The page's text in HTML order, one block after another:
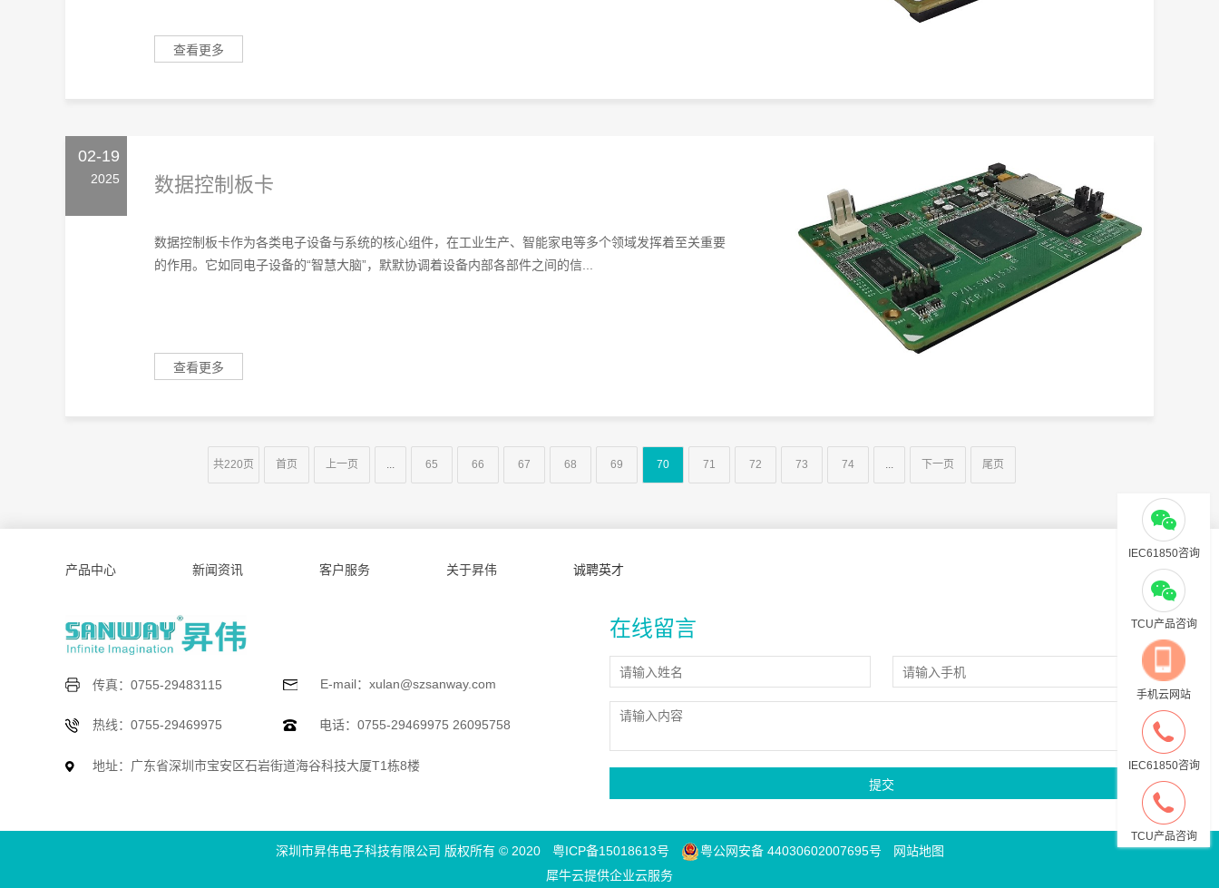
查看更多
02-19
2025 数据控制板卡
数据控制板卡作为各类电子设备与系统的核心组件，在工业生产、智能家电等多个领域发挥着至关重要
的作用。它如同电子设备的“智慧大脑”，默默协调着设备内部各部件之间的信...
查看更多
共220页 首页 上一页 ... 65 66 67 68 69 70 71 72 73 74 ... 下一页 尾页
产品中心 新闻资讯 客户服务 关于昇伟 诚聘英才
传真：0755-29483115 E-mail：xulan@szsanway.com
热线：0755-29469975 电话：0755-29469975 26095758
地址：广东省深圳市宝安区石岩街道海谷科技大厦T1栋8楼
在线留言
深圳市昇伟电子科技有限公司 版权所有 © 2020 粤ICP备15018613号 粤公网安备 44030602007695号
网站地图
犀牛云提供企业云服务
IEC61850咨询
TCU产品咨询
手机云网站
IEC61850咨询
TCU产品咨询